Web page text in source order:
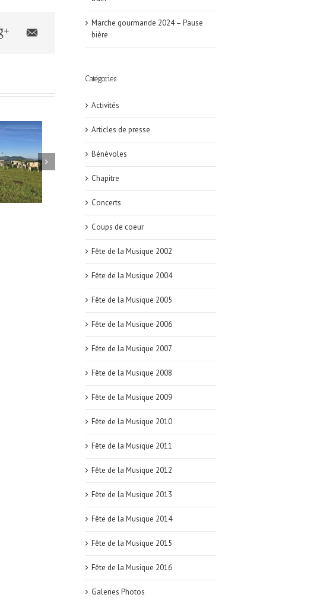
Marche gourmande 2024 – Pause
bière
Catégories
Activités
Articles de presse
Bénévoles
Chapitre
Concerts
Coups de coeur
Fête de la Musique 2002
Fête de la Musique 2004
Fête de la Musique 2005
Fête de la Musique 2006
Fête de la Musique 2007
Fête de la Musique 2008
Fête de la Musique 2009
Fête de la Musique 2010
Fête de la Musique 2011
Fête de la Musique 2012
Fête de la Musique 2013
Fête de la Musique 2014
Fête de la Musique 2015
Fête de la Musique 2016
Galeries Photos